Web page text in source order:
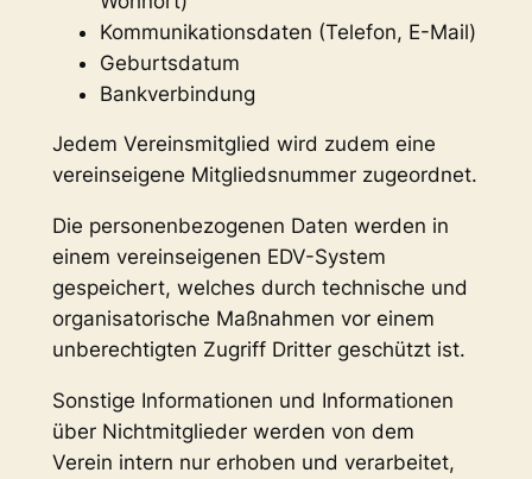
Kommunikationsdaten (Telefon, E-Mail)
Geburtsdatum
Bankverbindung
Jedem Vereinsmitglied wird zudem eine
vereinseigene Mitgliedsnummer zugeordnet.
Die personenbezogenen Daten werden in
einem vereinseigenen EDV-System
gespeichert, welches durch technische und
organisatorische Maßnahmen vor einem
unberechtigten Zugriff Dritter geschützt ist.
Sonstige Informationen und Informationen
über Nichtmitglieder werden von dem
Verein intern nur erhoben und verarbeitet,